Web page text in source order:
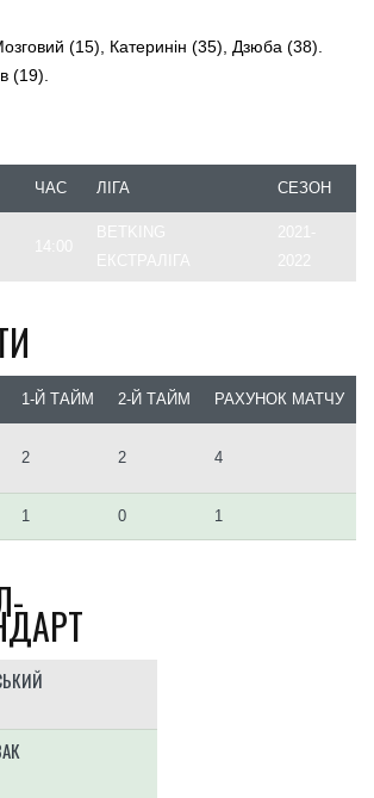
(15), Катеринін (35), Дзюба (38).
(19).
ЧАС ЛІГА СЕЗОН
1-Й ТАЙМ 2-Й ТАЙМ РАХУНОК МАТЧУ
2 2 4
1 0 1